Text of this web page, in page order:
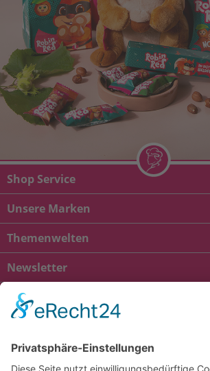
Shop Service
Unsere Marken
Themenwelten
Newsletter
* Alle Preise inkl. gesetzl. Mehrwertsteuer zzgl.
Nachnahmegebühren, wenn nicht anders
viba.de
4.90von5.00bei1685